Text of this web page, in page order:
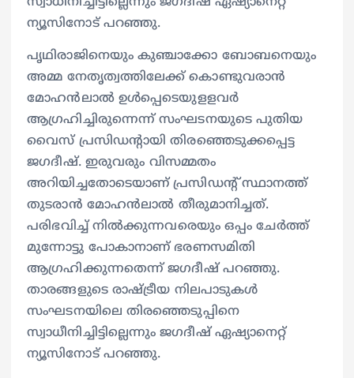
ന്യൂസിനോട് പറഞ്ഞു.
പൃഥിരാജിനെയും കുഞ്ചാക്കോ ബോബനെയും
അമ്മ നേതൃത്വത്തിലേക്ക് കൊണ്ടുവരാന്‍
മോഹന്‍ലാല്‍ ഉള്‍പ്പെടെയുളളവര്‍
ആഗ്രഹിച്ചിരുന്നെന്ന് സംഘടനയുടെ പുതിയ
വൈസ് പ്രസിഡന്‍റായി തിരഞ്ഞെടുക്കപ്പെട്ട
ജഗദീഷ്. ഇരുവരും വിസമ്മതം
അറിയിച്ചതോടെയാണ് പ്രസിഡന്‍റ് സ്ഥാനത്ത്
തുടരാന്‍ മോഹന്‍ലാല്‍ തീരുമാനിച്ചത്.
പരിഭവിച്ച് നില്‍ക്കുന്നവരെയും ഒപ്പം ചേര്‍ത്ത്
മുന്നോട്ടു പോകാനാണ് ഭരണസമിതി
ആഗ്രഹിക്കുന്നതെന്ന് ജ​ഗദീഷ് പറഞ്ഞു.
താരങ്ങളുടെ രാഷ്ട്രീയ നിലപാടുകള്‍
സംഘടനയിലെ തിരഞ്ഞെടുപ്പിനെ
സ്വാധീനിച്ചിട്ടില്ലെന്നും ജഗദീഷ് ഏഷ്യാനെറ്റ്
ന്യൂസിനോട് പറഞ്ഞു.